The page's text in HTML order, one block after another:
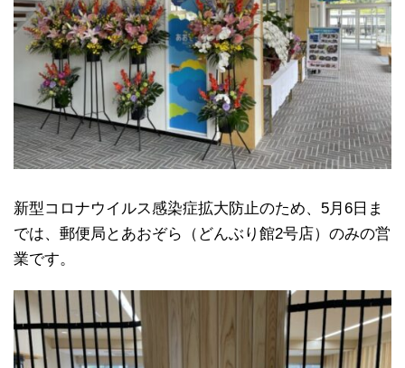
新型コロナウイルス感染症拡大防止のため、5月6日ま
では、郵便局とあおぞら（どんぶり館2号店）のみの営
業です。